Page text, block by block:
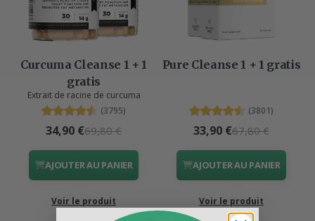
Curcuma Cleanse 1 + 1
gratis
Extrait de racine de curcuma
(3795)
34,90 €69,80 €
AJOUTER AU PANIER
Voir le produit
Pure Cleanse 1 + 1 gratis
(3801)
33,90 €67,80 €
AJOUTER AU PANIER
Voir le produit